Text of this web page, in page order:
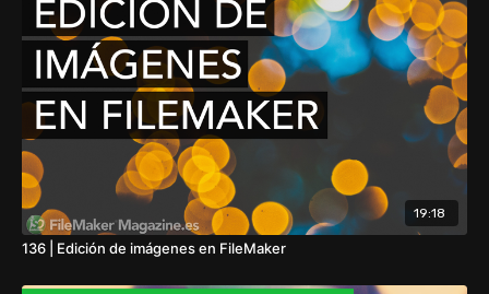
19:18
136 | Edición de imágenes en FileMaker